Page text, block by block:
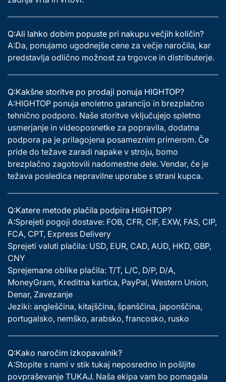
Q:Ali lahko dobim popuste pri nakupu večjih količin?
A:Da, ponujamo ugodnejše cene za večje naročila, kar
predstavlja odlično možnost za trgovce in distributerje.
Q:Kakšne storitve po prodaji ponuja HIGHTOP?
A:HIGHTOP ponuja enoletno garancijo in brezplačno
tehnično podporo. Naše storitve vključujejo spletno
usmerjanje in videoposnetke za popravila, dodatna
podpora pa je prilagojena posameznim primerom. Če
pride do težave zaradi napake v stroju, bomo
brezplačno zagotovili nadomestne dele. Vendar, če je
težava posledica nepravilne uporabe s strani kupca.
Q:Katere metode plačila podpira HIGHTOP?
A:Sprejeti pogoji dostave: FOB, CFR, CIF, EXW, FAS, CIP,
FCA, CPT, Express Delivery
Sprejeti valuti plačila: USD, EUR, CAD, AUD, HKD, GBP,
CNY
Sprejemane oblike plačila: T/T, L/C, D/P, D/A,
MoneyGram, Kreditna kartica, PayPal, Western Union,
Denar, Zavezanje
Jeziki: angleščina, kitajščina, španščina, japonščina,
portugalsko, nemško, arabsko, francosko, rusko
Q:Kako naročim izkopavalnik?
A:Stopite s nami v stik tukaj neposredno in pošljite
povpraševanje TUKAJ. Naša ekipa vam bo pomagala